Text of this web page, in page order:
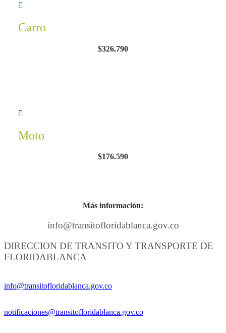
Carro
$326.790
Moto
$176.590
Más información:
info@transitofloridablanca.gov.co
DIRECCION DE TRANSITO Y TRANSPORTE DE
FLORIDABLANCA
info@transitofloridablanca.gov.co
notificaciones@transitofloridablanca.gov.co